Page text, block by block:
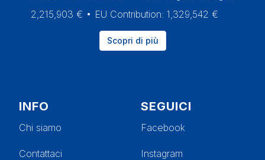
2,215,903 € • EU Contribution: 1,329,542 €
Scopri di più
INFO
Chi siamo
Contattaci
SEGUICI
Facebook
Instagram